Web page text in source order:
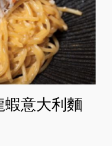
意大利麵